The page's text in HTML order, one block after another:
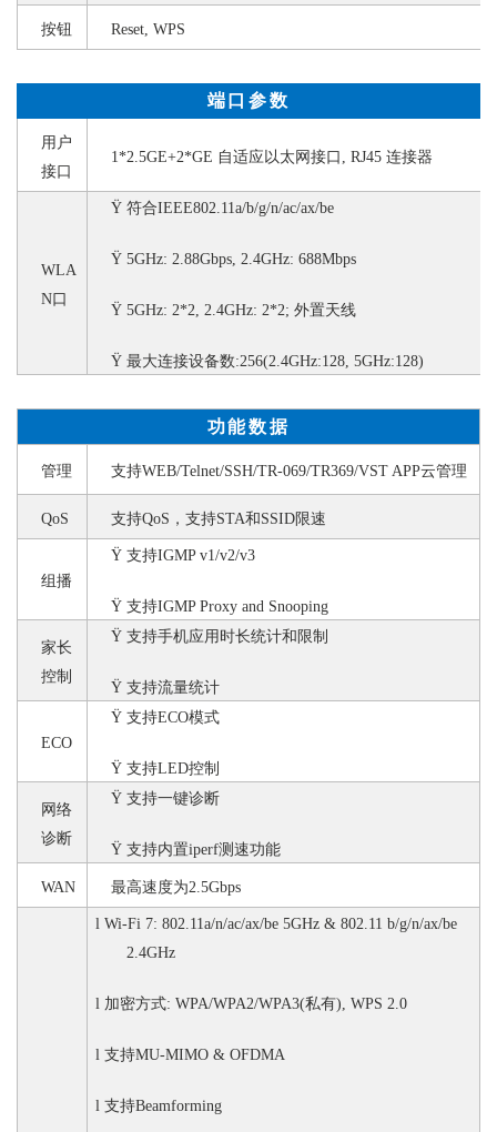
按钮 Reset, WPS
端口 参数
用户
接口
1*2.5GE+2*GE 自适应以太网接口, RJ45 连接器
WLA
N口
Ÿ符合IEEE802.11a/b/g/n/ac/ax/be
Ÿ5GHz: 2.88Gbps, 2.4GHz: 688Mbps
Ÿ5GHz: 2*2, 2.4GHz: 2*2; 外置天线
Ÿ最大连接设备数:256(2.4GHz:128, 5GHz:128)
功能数据
管理 支持WEB/Telnet/SSH/TR-069/TR369/VST APP云管理
QoS 支持QoS，支持STA和SSID限速
组播
Ÿ支持IGMP v1/v2/v3
Ÿ支持IGMP Proxy and Snooping
家长
控制
Ÿ支持手机应用时长统计和限制
Ÿ支持流量统计
ECO
Ÿ支持ECO模式
Ÿ支持LED控制
网络
诊断
Ÿ支持一键诊断
Ÿ支持内置iperf测速功能
WAN 最高速度为2.5Gbps
lWi-Fi 7: 802.11a/n/ac/ax/be 5GHz & 802.11 b/g/n/ax/be
2.4GHz
l 加密方式: WPA/WPA2/WPA3(私有), WPS 2.0
l支持MU-MIMO & OFDMA
l支持Beamforming